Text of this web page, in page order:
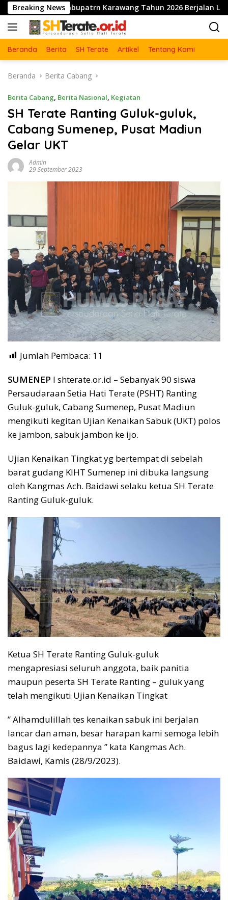
Langsung
ke
konten
Breaking News
Kabupatrn Karawang Tahun 2026 Berjalan Lancar dan Sukses
Beranda Berita SH Terate Artikel Tentang Kami
Beranda Berita Cabang
Berita Cabang, Berita Nasional, Kegiatan
SH Terate Ranting Guluk-guluk,
Cabang Sumenep, Pusat Madiun
Gelar UKT
Admin
29 September 2023
Jumlah Pembaca: 11
SUMENEP I shterate.or.id – Sebanyak 90 siswa
Persaudaraan Setia Hati Terate (PSHT) Ranting
Guluk-guluk, Cabang Sumenep, Pusat Madiun
mengikuti kegitan Ujian Kenaikan Sabuk (UKT) polos
ke jambon, sabuk jambon ke ijo.
Ujian Kenaikan Tingkat yg bertempat di sebelah
barat gudang KIHT Sumenep ini dibuka langsung
oleh Kangmas Ach. Baidawi selaku ketua SH Terate
Ranting Guluk-guluk.
Ketua SH Terate Ranting Guluk-guluk
mengapresiasi seluruh anggota, baik panitia
maupun peserta SH Terate Ranting – guluk yang
telah mengikuti Ujian Kenaikan Tingkat
” Alhamdulillah tes kenaikan sabuk ini berjalan
lancar dan aman, besar harapan kami semoga lebih
bagus lagi kedepannya ” kata Kangmas Ach.
Baidawi, Kamis (28/9/2023).